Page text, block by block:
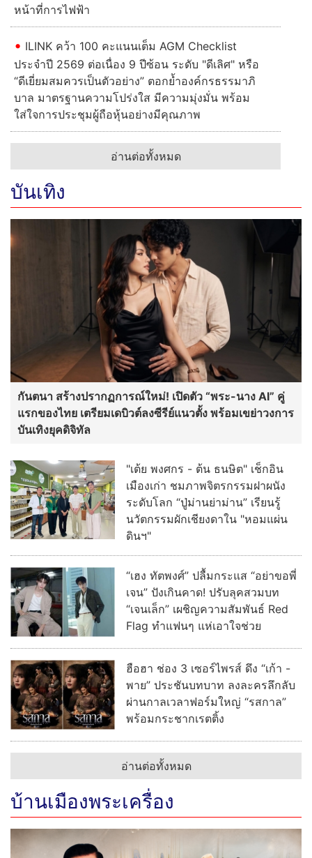
หน้าที่การไฟฟ้า
ILINK คว้า 100 คะแนนเต็ม AGM Checklist
ประจำปี 2569 ต่อเนื่อง 9 ปีซ้อน ระดับ "ดีเลิศ" หรือ
“ดีเยี่ยมสมควรเป็นตัวอย่าง” ตอกย้ำองค์กรธรรมาภิ
บาล มาตรฐานความโปร่งใส มีความมุ่งมั่น พร้อม
ใส่ใจการประชุมผู้ถือหุ้นอย่างมีคุณภาพ
อ่านต่อทั้งหมด
บันเทิง
กันตนา สร้างปรากฏการณ์ใหม่! เปิดตัว “พระ-นาง AI” คู่
แรกของไทย เตรียมเดบิวต์ลงซีรีย์แนวตั้ง พร้อมเขย่าวงการ
บันเทิงยุคดิจิทัล
"เต้ย พงศกร - ต้น ธนษิต" เช็กอิน
เมืองเก่า ชมภาพจิตรกรรมฝาผนัง
ระดับโลก “ปู่ม่านย่าม่าน” เรียนรู้
นวัตกรรมผักเชียงดาใน "หอมแผ่น
ดินฯ"
“เฮง ทัตพงศ์” ปลื้มกระแส “อย่าขอพี่
เจน” ปังเกินคาด! ปรับลุคสวมบท
“เจนเล็ก” เผชิญความสัมพันธ์ Red
Flag ทำแฟนๆ แห่เอาใจช่วย
ฮือฮา ช่อง 3 เซอร์ไพรส์ ดึง “เก้า -
พาย” ประชันบทบาท ลงละครลึกลับ
ผ่านกาลเวลาฟอร์มใหญ่ “รสกาล”
พร้อมกระชากเรตติ้ง
อ่านต่อทั้งหมด
บ้านเมืองพระเครื่อง